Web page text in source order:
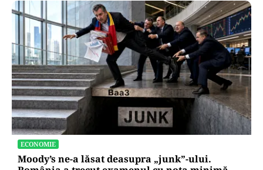
POLITICĂ
Nicușor Dan, după decizia Moody’s. Ce câștigă
românii din decizia agenției de rating:
„Perspectiva rămâne rezervată”